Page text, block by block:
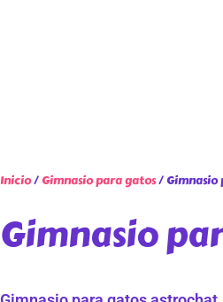
Inicio/Gimnasio para gatos/ Gimnasio
Gimnasio